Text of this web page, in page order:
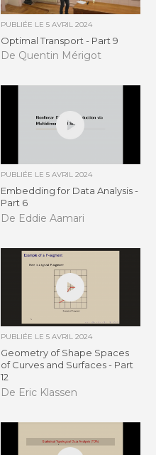
PUBLIÉE LE 5 AVRIL 2024
Optimal Transport - Part 9
De Quentin Mérigot
PUBLIÉE LE 5 AVRIL 2024
Embedding for Data Analysis -
Part 6
De Eddie Aamari
PUBLIÉE LE 5 AVRIL 2024
Geometry of Shape Spaces
of Curves and Surfaces - Part
12
De Eric Klassen